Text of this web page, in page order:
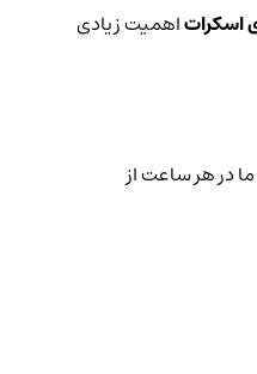
اسکراتاهمیت زیادی
در هر ساعت از